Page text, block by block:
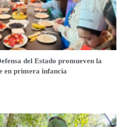
del Estado promueven la
en primera infancia